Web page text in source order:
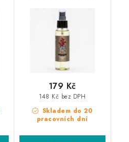
Skladem do 20
pracovních dní
148 Kč bez DPH
179 Kč